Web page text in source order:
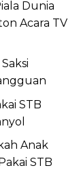
Dunia
Acara TV
STB
Anak
STB